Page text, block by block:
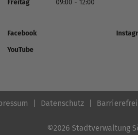
Freitag
09:00 - 12:00
Facebook
YouTube
Datenschutz
©2026 Stadtverwaltung